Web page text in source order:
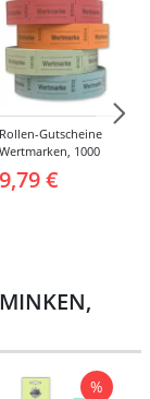
Rollen-Gutscheine
Wertmarken, 1000
Abrisse -
Verschiedene
9,79 €
%